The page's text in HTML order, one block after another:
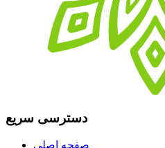
دسترسی سریع
صفحه اصلی